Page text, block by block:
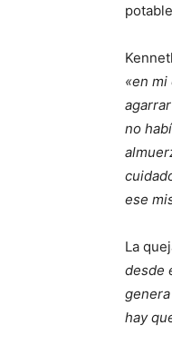
«en
no
ese
La
desde
hay